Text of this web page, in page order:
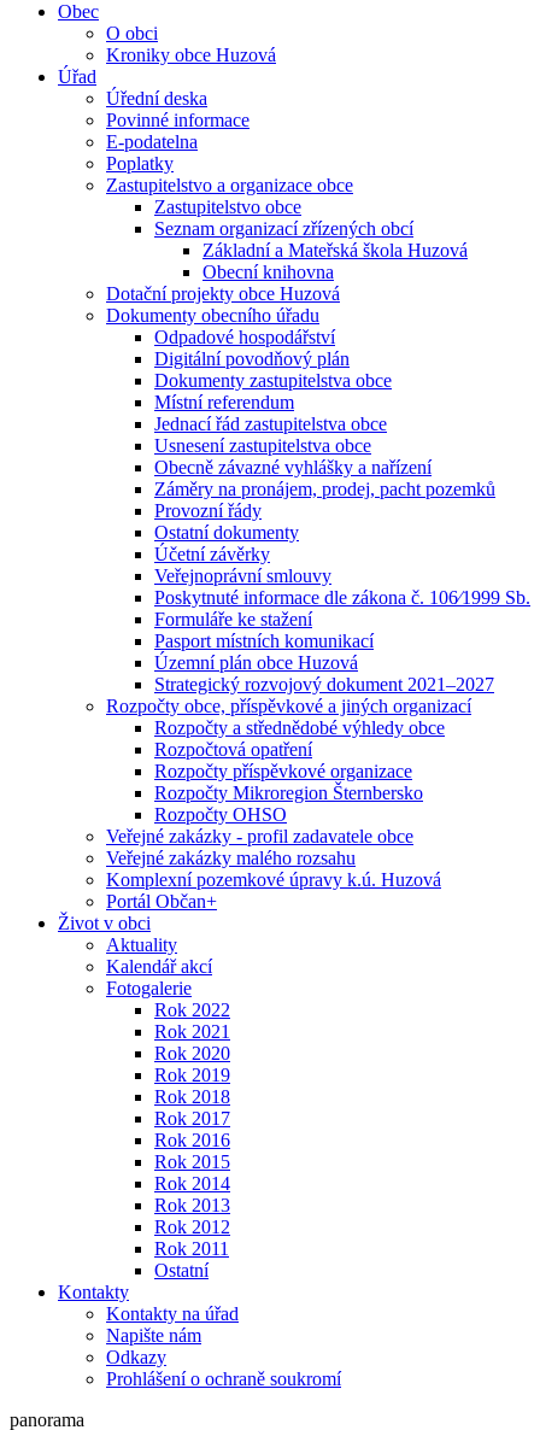
Obec
O obci
Kroniky obce Huzová
Úřad
Úřední deska
Povinné informace
E-podatelna
Poplatky
Zastupitelstvo a organizace obce
Zastupitelstvo obce
Seznam organizací zřízených obcí
Základní a Mateřská škola Huzová
Obecní knihovna
Dotační projekty obce Huzová
Dokumenty obecního úřadu
Odpadové hospodářství
Digitální povodňový plán
Dokumenty zastupitelstva obce
Místní referendum
Jednací řád zastupitelstva obce
Usnesení zastupitelstva obce
Obecně závazné vyhlášky a nařízení
Záměry na pronájem, prodej, pacht pozemků
Provozní řády
Ostatní dokumenty
Účetní závěrky
Veřejnoprávní smlouvy
Poskytnuté informace dle zákona č. 106⁄1999 Sb.
Formuláře ke stažení
Pasport místních komunikací
Územní plán obce Huzová
Strategický rozvojový dokument 2021–2027
Rozpočty obce, příspěvkové a jiných organizací
Rozpočty a střednědobé výhledy obce
Rozpočtová opatření
Rozpočty příspěvkové organizace
Rozpočty Mikroregion Šternbersko
Rozpočty OHSO
Veřejné zakázky - profil zadavatele obce
Veřejné zakázky malého rozsahu
Komplexní pozemkové úpravy k.ú. Huzová
Portál Občan+
Život v obci
Aktuality
Kalendář akcí
Fotogalerie
Rok 2022
Rok 2021
Rok 2020
Rok 2019
Rok 2018
Rok 2017
Rok 2016
Rok 2015
Rok 2014
Rok 2013
Rok 2012
Rok 2011
Ostatní
Kontakty
Kontakty na úřad
Napište nám
Odkazy
Prohlášení o ochraně soukromí
panorama